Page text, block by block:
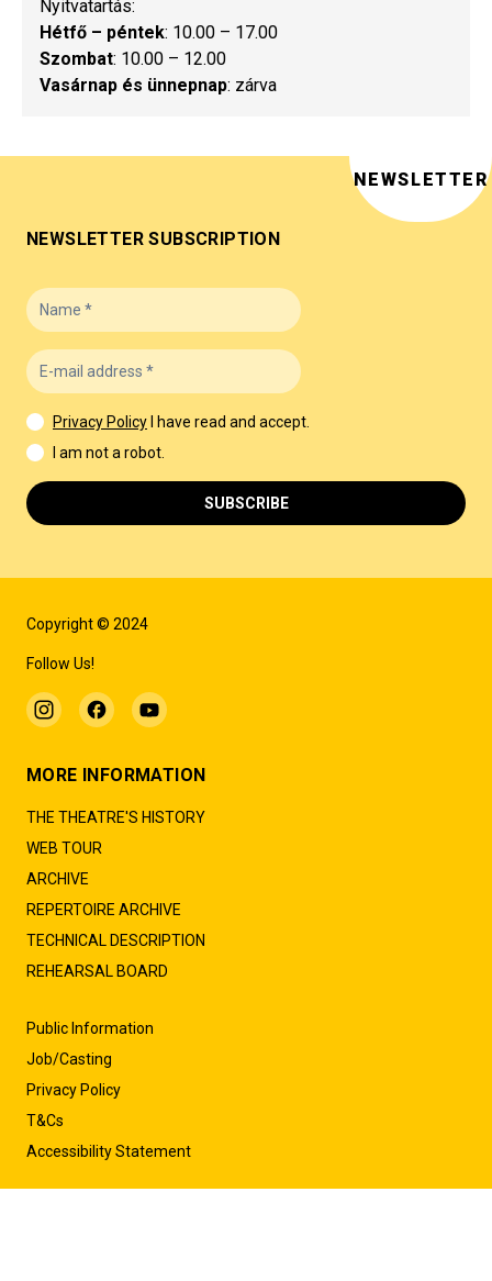
Nyitvatartás:
Hétfő – péntek: 10.00 – 17.00
Szombat: 10.00 – 12.00
Vasárnap és ünnepnap: zárva
Copyright © 2024
Follow Us!
MORE INFORMATION
THE THEATRE'S HISTORY
WEB TOUR
ARCHIVE
REPERTOIRE ARCHIVE
TECHNICAL DESCRIPTION
REHEARSAL BOARD
Public Information
Job/Casting
Privacy Policy
T&Cs
Accessibility Statement
NEWSLETTER
NEWSLETTER SUBSCRIPTION
Privacy Policy
I have read and accept.
I am not a robot.
SUBSCRIBE